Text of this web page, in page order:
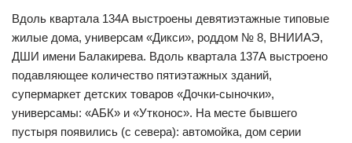
Вдоль квартала 134А выстроены девятиэтажные типовые
жилые дома, универсам «Дикси», роддом № 8, ВНИИАЭ,
ДШИ имени Балакирева. Вдоль квартала 137А выстроено
подавляющее количество пятиэтажных зданий,
супермаркет детских товаров «Дочки-сыночки»,
универсамы: «АБК» и «Утконос». На месте бывшего
пустыря появились (с севера): автомойка, дом серии